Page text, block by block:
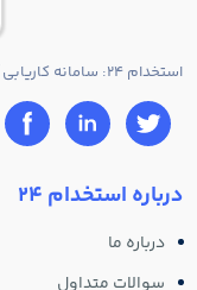
استخدام 24: سامانه کاریابی آنلاین با بیشترین تعداد آگهی استخدام در ایران
درباره استخدام 24
درباره ما
سوالات متداول